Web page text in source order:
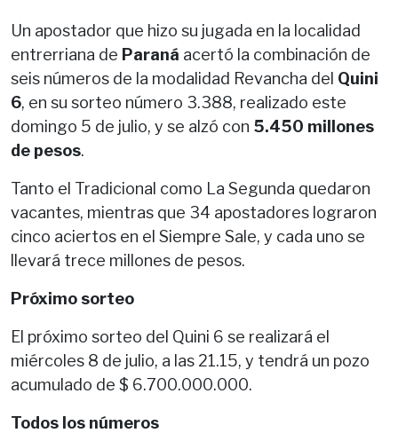
Un apostador que hizo su jugada en la localidad
entrerriana de Paraná acertó la combinación de
seis números de la modalidad Revancha del Quini
6, en su sorteo número 3.388, realizado este
domingo 5 de julio, y se alzó con 5.450 millones
de pesos.
Tanto el Tradicional como La Segunda quedaron
vacantes, mientras que 34 apostadores lograron
cinco aciertos en el Siempre Sale, y cada uno se
llevará trece millones de pesos.
Próximo sorteo
El próximo sorteo del Quini 6 se realizará el
miércoles 8 de julio, a las 21.15, y tendrá un pozo
acumulado de $ 6.700.000.000.
Todos los números